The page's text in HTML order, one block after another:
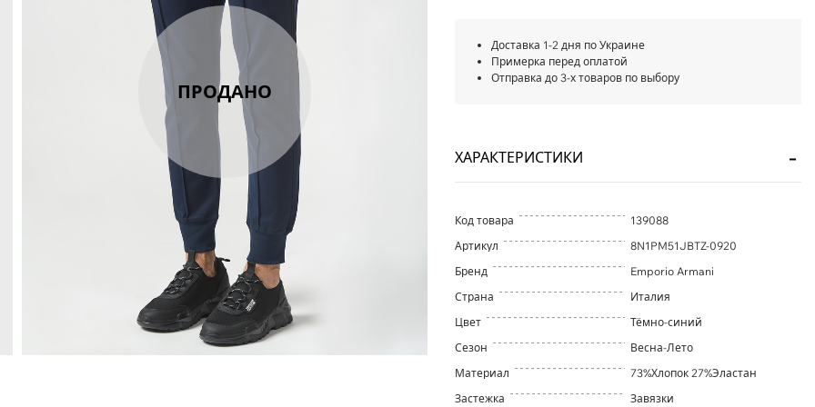
ПРОДАНО
Доставка 1-2 дня по Украине
Примерка перед оплатой
Отправка до 3-х товаров по выбору
ХАРАКТЕРИСТИКИ
Код товара
139088
Артикул
8N1PM51JBTZ-0920
Бренд
Emporio Armani
Страна
Италия
Цвет
Тёмно-синий
Сезон
Весна-Лето
Материал
73%Хлопок 27%Эластан
Застежка
Завязки